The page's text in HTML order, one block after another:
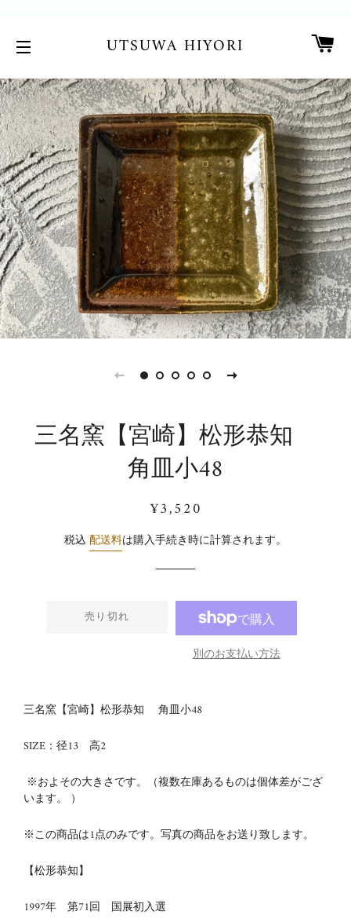
UTSUWA HIYORI
三名窯【宮崎】松形恭知
角皿小48
通
価
販
価
¥3,520
税込 配送料は購入手続き時に計算されます。
売り切れ
別のお支払い方法
三名窯【宮崎】松形恭知 角皿小48
SIZE：径13 高2
※およその大きさです。（複数在庫あるものは個体差がござ
います。 ）
※この商品は1点のみです。写真の商品をお送り致します。
【松形恭知】
1997年 第71回 国展初入選